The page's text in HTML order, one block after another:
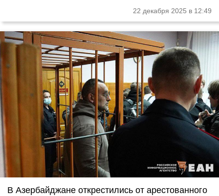
22 декабря 2025 в 12:49
В Азербайджане открестились от арестованного